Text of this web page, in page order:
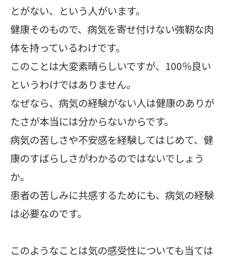
とがない、という人がいます。
健康そのもので、病気を寄せ付けない強靭な肉
体を持っているわけです。
このことは大変素晴らしいですが、100％良い
というわけではありません。
なぜなら、病気の経験がない人は健康のありが
たさが本当には分からないからです。
病気の苦しさや不安感を経験してはじめて、健
康のすばらしさがわかるのではないでしょう
か。
患者の苦しみに共感するためにも、病気の経験
は必要なのです。
このようなことは気の感受性についても当ては